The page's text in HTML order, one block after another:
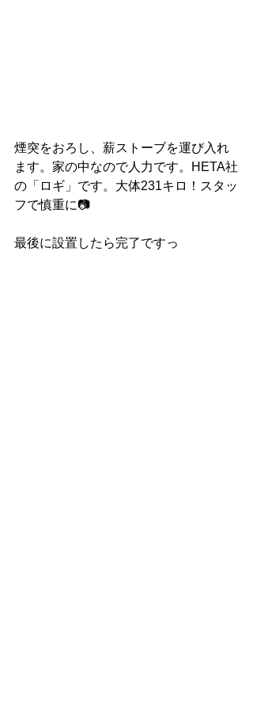
煙突をおろし、薪ストーブを運び入れ
ます。家の中なので人力です。HETA社
の「ロギ」です。大体231キロ！スタッ
フで慎重に📷
最後に設置したら完了ですっ